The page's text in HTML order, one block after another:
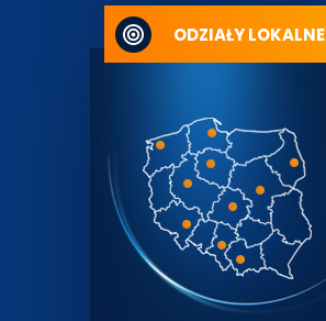
ODZIAŁY LOKALNE